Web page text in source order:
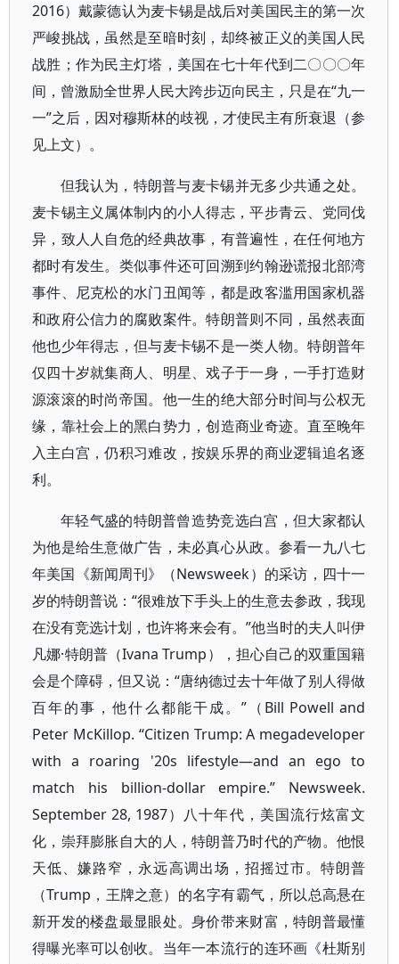
2016）戴蒙德认为麦卡锡是战后对美国民主的第一次
严峻挑战，虽然是至暗时刻，却终被正义的美国人民
战胜；作为民主灯塔，美国在七十年代到二〇〇〇年
间，曾激励全世界人民大跨步迈向民主，只是在“九一
一”之后，因对穆斯林的歧视，才使民主有所衰退（参
见上文）。
但我认为，特朗普与麦卡锡并无多少共通之处。
麦卡锡主义属体制内的小人得志，平步青云、党同伐
异，致人人自危的经典故事，有普遍性，在任何地方
都时有发生。类似事件还可回溯到约翰逊谎报北部湾
事件、尼克松的水门丑闻等，都是政客滥用国家机器
和政府公信力的腐败案件。特朗普则不同，虽然表面
他也少年得志，但与麦卡锡不是一类人物。特朗普年
仅四十岁就集商人、明星、戏子于一身，一手打造财
源滚滚的时尚帝国。他一生的绝大部分时间与公权无
缘，靠社会上的黑白势力，创造商业奇迹。直至晚年
入主白宫，仍积习难改，按娱乐界的商业逻辑追名逐
利。
年轻气盛的特朗普曾造势竞选白宫，但大家都认
为他是给生意做广告，未必真心从政。参看一九八七
年美国《新闻周刊》（Newsweek）的采访，四十一
岁的特朗普说：“很难放下手头上的生意去参政，我现
在没有竞选计划，也许将来会有。”他当时的夫人叫伊
凡娜·特朗普（Ivana Trump），担心自己的双重国籍
会是个障碍，但又说：“唐纳德过去十年做了别人得做
百年的事，他什么都能干成。”（Bill Powell and
Peter McKillop. “Citizen Trump: A megadeveloper
with a roaring '20s lifestyle—and an ego to
match his billion-dollar empire.” Newsweek.
September 28, 1987）八十年代，美国流行炫富文
化，崇拜膨胀自大的人，特朗普乃时代的产物。他恨
天低、嫌路窄，永远高调出场，招摇过市。特朗普
（Trump，王牌之意）的名字有霸气，所以总高悬在
新开发的楼盘最显眼处。身价带来财富，特朗普最懂
得曝光率可以创收。当年一本流行的连环画《杜斯别